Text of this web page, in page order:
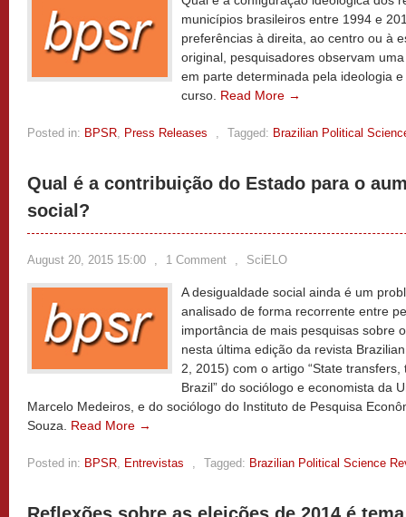
municípios brasileiros entre 1994 e
preferências à direita, ao centro ou à
original, pesquisadores observam
em parte determinada pela ideologia
curso. Read More →
Posted in: BPSR, Press Releases , Tagged: Brazilian Political
Qual é a contribuição do Estado para o
social?
August 20, 2015 15:00 , 1 Comment , SciELO
A desigualdade social ainda é um
analisado de forma recorrente entre
importância de mais pesquisas sobre
nesta última edição da revista
2, 2015) com o artigo “State
Brazil” do sociólogo e economista da
Marcelo Medeiros, e do sociólogo do Instituto de Pesquisa
Souza. Read More →
Posted in: BPSR, Entrevistas , Tagged: Brazilian Political Science